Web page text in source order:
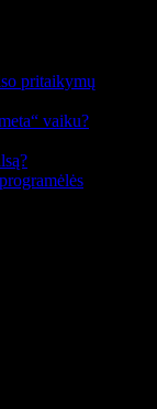
pritaikymų
vaiku?